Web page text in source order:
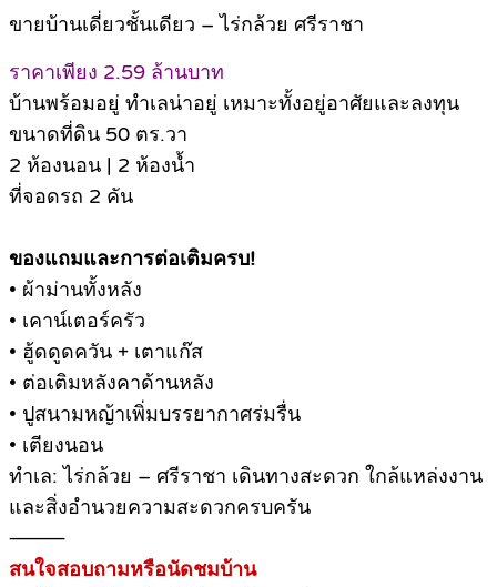
ขายบ้านเดี่ยวชั้นเดียว – ไร่กล้วย ศรีราชา
ราคาเพียง 2.59 ล้านบาท
บ้านพร้อมอยู่ ทำเลน่าอยู่ เหมาะทั้งอยู่อาศัยและลงทุน
ขนาดที่ดิน 50 ตร.วา
2 ห้องนอน | 2 ห้องน้ำ
ที่จอดรถ 2 คัน
ของแถมและการต่อเติมครบ!
• ผ้าม่านทั้งหลัง
• เคาน์เตอร์ครัว
• ฮู้ดดูดควัน + เตาแก๊ส
• ต่อเติมหลังคาด้านหลัง
• ปูสนามหญ้าเพิ่มบรรยากาศร่มรื่น
• เตียงนอน
ทำเล: ไร่กล้วย – ศรีราชา เดินทางสะดวก ใกล้แหล่งงาน
และสิ่งอำนวยความสะดวกครบครัน
⸻
สนใจสอบถามหรือนัดชมบ้าน